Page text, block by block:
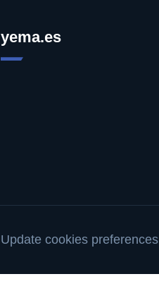
yema.es
Update cookies preferences